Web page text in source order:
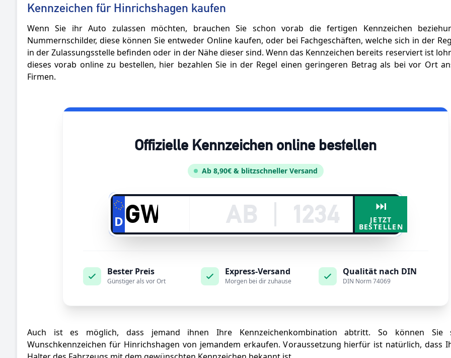
Kennzeichen für Hinrichshagen kaufen
Wenn Sie ihr Auto zulassen möchten, brauchen Sie schon vorab die fertigen Kennzeichen
Nummernschilder, diese können Sie entweder Online kaufen, oder bei Fachgeschäften, welche sich in der
in der Zulassungsstelle befinden oder in der Nähe dieser sind. Wenn das Kennzeichen bereits reserviert ist
dieses vorab online zu bestellen, hier bezahlen Sie in der Regel einen geringeren Betrag als bei vor Ort
Firmen.
Offizielle Kennzeichen online bestellen
Ab 8,90€ & blitzschneller Versand
D
⏭️
JETZT
BESTELLEN
Bester Preis
Günstiger als vor Ort
Express-Versand
Morgen bei dir zuhause
Qualität nach DIN
DIN Norm 74069
Auch ist es möglich, dass jemand ihnen Ihre Kennzeichenkombination abtritt. So können Sie
Wunschkennzeichen für Hinrichshagen von jemandem erkaufen. Voraussetzung hierfür ist natürlich, dass